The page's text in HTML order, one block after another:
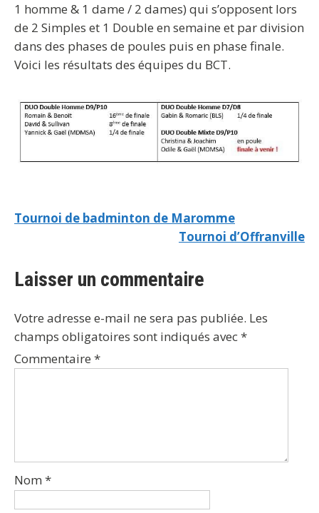
1 homme & 1 dame / 2 dames) qui s’opposent lors
de 2 Simples et 1 Double en semaine et par division
dans des phases de poules puis en phase finale.
Voici les résultats des équipes du BCT.
Tournoi de badminton de Maromme
Tournoi d’Offranville
Laisser un commentaire
Votre adresse e-mail ne sera pas publiée. Les
champs obligatoires sont indiqués avec*
Commentaire *
Nom *